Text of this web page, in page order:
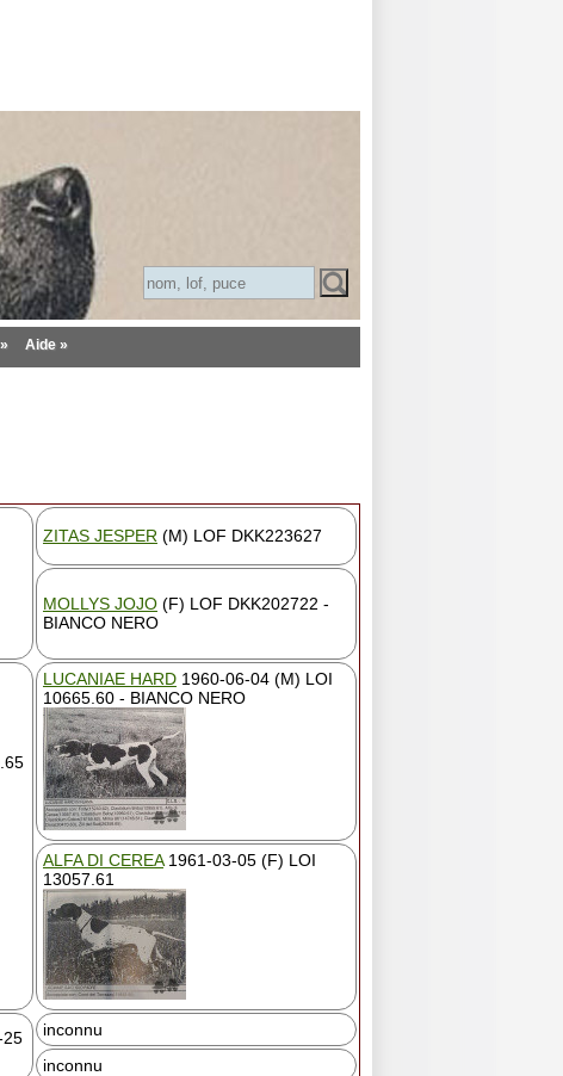
Aide »
ZITAS JESPER (M) LOF DKK223627
MOLLYS JOJO (F) LOF DKK202722 -
BIANCO NERO
LUCANIAE HARD 1960-06-04 (M) LOI
10665.60 - BIANCO NERO
ALFA DI CEREA1961-03-05 (F) LOI
13057.61
25
inconnu
inconnu